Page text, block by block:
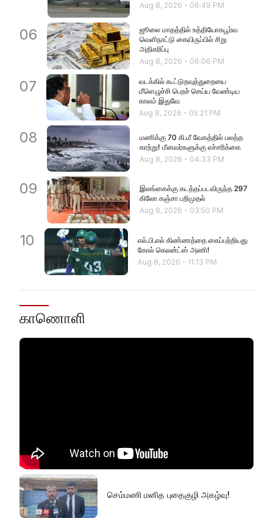
Aug 8, 2026 - 06:49 PM
06
ஜூலை மாதத்தில் உத்தியோகபூர்வ
வெளிநாட்டு கையிருப்பில் சிறு
அதிகரிப்பு
Aug 8, 2026 - 06:06 PM
07
வடக்கில் கூட்டுறவுத்துறையை
மீளெழுச்சி பெறச் செய்ய வேண்டிய
காலம் இதுவே
Aug 8, 2026 - 05:21 PM
08
மணிக்கு 70 கி.மீ வேகத்தில் பலத்த
காற்று! மீனவர்களுக்கு எச்சரிக்கை
Aug 8, 2026 - 04:33 PM
09
இலங்கைக்கு கடத்தப்படவிருந்த 297
கிலோ கஞ்சா பறிமுதல்
Aug 8, 2026 - 03:50 PM
10
எல்.பி.எல் கிண்ணத்தை கைப்பற்றியது
கோல் கெலன்ட்ஸ் அணி!
Aug 8, 2026 - 11:13 PM
காணொளி
செம்மணி மனித புதைகுழி அகழ்வு!